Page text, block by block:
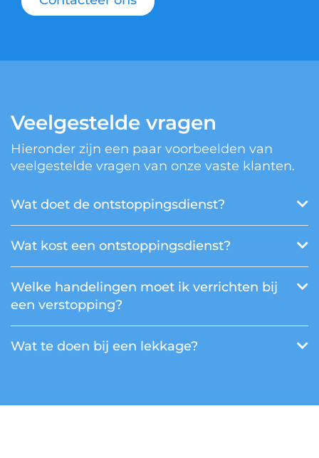
Veelgestelde vragen
Hieronder zijn een paar voorbeelden van
veelgestelde vragen van onze vaste klanten.
Wat doet de ontstoppingsdienst?
Wat kost een ontstoppingsdienst?
Welke handelingen moet ik verrichten bij
een verstopping?
Wat te doen bij een lekkage?